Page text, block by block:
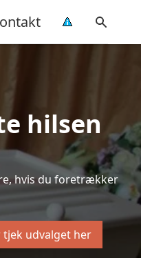
hilsen
hvis du foretrækker
tjek udvalget her